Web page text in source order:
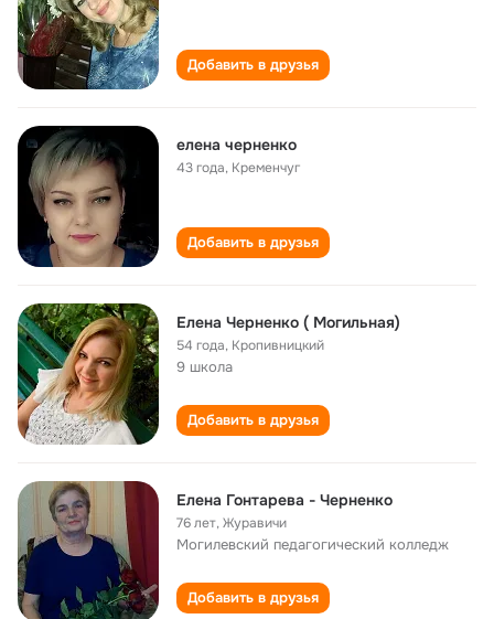
Добавить в друзья
елена черненко
43 года, Кременчуг
Добавить в друзья
Елена Черненко ( Могильная)
54 года, Кропивницкий
9 школа
Добавить в друзья
Елена Гонтарева - Черненко
76 лет,Журавичи
Могилевский педагогический колледж
Добавить в друзья